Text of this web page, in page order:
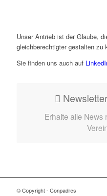
Unser Antrieb ist der Glaube,
gleichberechtigter gestalten zu
Sie finden uns auch auf
Erhalte alle
© Copyright - Conpadres